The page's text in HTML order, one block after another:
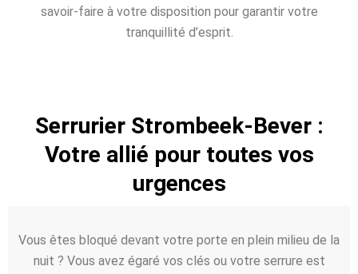
savoir-faire à votre disposition pour garantir votre
tranquillité d’esprit.
Serrurier Strombeek-Bever :
Votre allié pour toutes vos
urgences
Vous êtes bloqué devant votre porte en plein milieu de la
nuit ? Vous avez égaré vos clés ou votre serrure est